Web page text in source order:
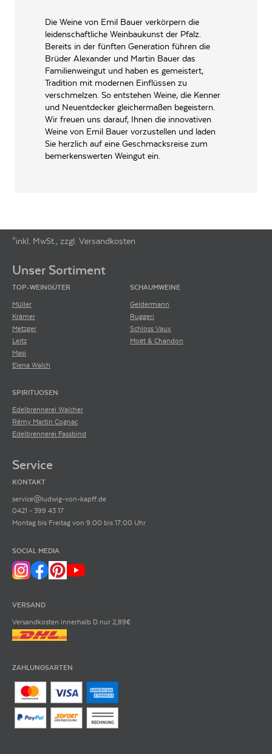
PRODUZENT / ABFÜLLER / HERSTELLER
Emil Bauer GbR,
Walsheimer Straße 18 76829
Landau-Nußdorf
WEINTYPGESCHMACK Trocken
4260213812562
ARTIKELNUMMER 106207
Die Weine von Emil Bauer verkörpern die
leidenschaftliche Weinbaukunst der Pfalz.
Bereits in der fünften Generation führen die
Brüder Alexander und Martin Bauer das
Familienweingut und haben es gemeistert,
Tradition mit modernen Einflüssen zu
verschmelzen. So entstehen Weine, die Kenner
und Neuentdecker gleichermaßen begeistern.
Wir freuen uns darauf, Ihnen die innovativen
Weine von Emil Bauer vorzustellen und laden
Sie herzlich auf eine Geschmacksreise zum
bemerkenswerten Weingut ein.
*inkl. MwSt., zzgl. Versandkosten
Unser Sortiment
TOP-WEINGÜTER
Müller
Krämer
Metzger
Leitz
Masi
Elena Walch
SCHAUMWEINE
Geldermann
Ruggeri
Schloss Vaux
Moët & Chandon
SPIRITUOSEN
Edelbrennerei Walcher
Rémy Martin Cognac
Edelbrennerei Fassbind
Service
KONTAKT
service@ludwig-von-kapff.de
0421 - 399 43 17
Montag bis Freitag von 9:00 bis 17:00 Uhr
SOCIAL MEDIA
VERSAND
Versandkosten innerhalb D nur 2,89€
ZAHLUNGSARTEN